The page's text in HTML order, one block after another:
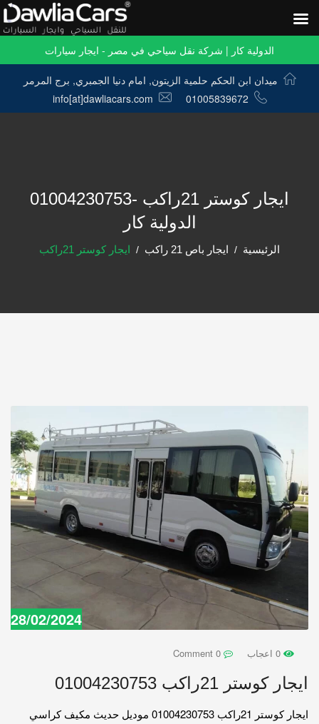
الدولية كار | شركة نقل سياحي في مصر - ايجار سيارات
ميدان ابن الحكم حلمية الزيتون, امام دنيا الجمبري, برج المرمر
01005839672
info[at]dawliacars.com
ايجار كوستر 21راكب -01004230753
الدولية كار
الرئيسية ايجار باص 21 راكب ايجار كوستر 21راكب
28/02/2024
ايجار كوستر 21راكب 01004230753
ايجار كوستر 21راكب 01004230753 موديل حديث مكيف كراسي